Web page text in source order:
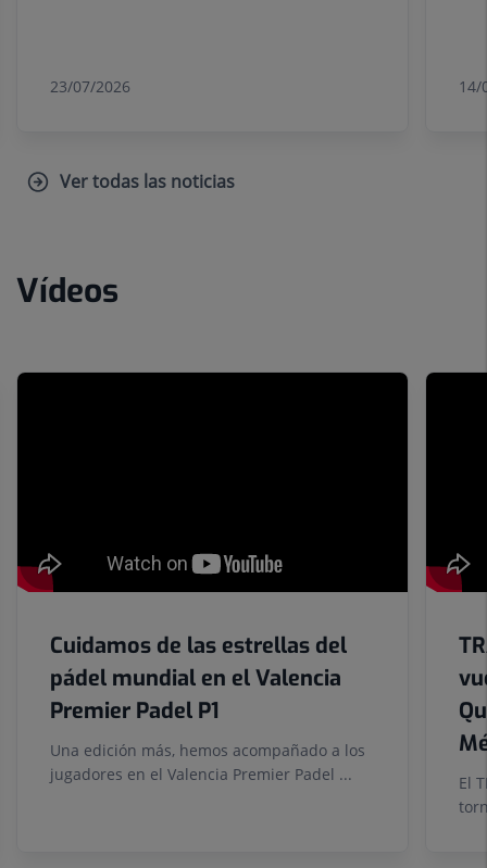
23/07/2026 14/
Ver todas las noticias
Vídeos
Número
Cuidamos de las estrellas del
pádel mundial en el Valencia
Premier Padel P1
Una edición más, hemos acompañado a los
jugadores en el Valencia Premier Padel ...
El